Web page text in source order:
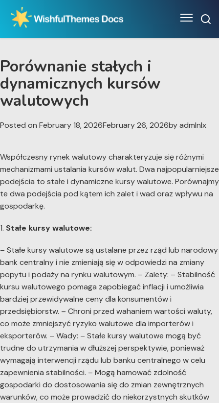
content
Porównanie stałych i
dynamicznych kursów
walutowych
Posted on February 18, 2026February 26, 2026byadmlnlx
Współczesny rynek walutowy charakteryzuje się różnymi
mechanizmami ustalania kursów walut. Dwa najpopularniejsze
podejścia to stałe i dynamiczne kursy walutowe. Porównajmy
te dwa podejścia pod kątem ich zalet i wad oraz wpływu na
gospodarkę.
1. Stałe kursy walutowe:
– Stałe kursy walutowe są ustalane przez rząd lub narodowy
bank centralny i nie zmieniają się w odpowiedzi na zmiany
popytu i podaży na rynku walutowym. – Zalety: – Stabilność
kursu walutowego pomaga zapobiegać inflacji i umożliwia
bardziej przewidywalne ceny dla konsumentów i
przedsiębiorstw. – Chroni przed wahaniem wartości waluty,
co może zmniejszyć ryzyko walutowe dla importerów i
eksporterów. – Wady: – Stałe kursy walutowe mogą być
trudne do utrzymania w dłuższej perspektywie, ponieważ
wymagają interwencji rządu lub banku centralnego w celu
zapewnienia stabilności. – Mogą hamować zdolność
gospodarki do dostosowania się do zmian zewnętrznych
warunków, co może prowadzić do niekorzystnych skutków